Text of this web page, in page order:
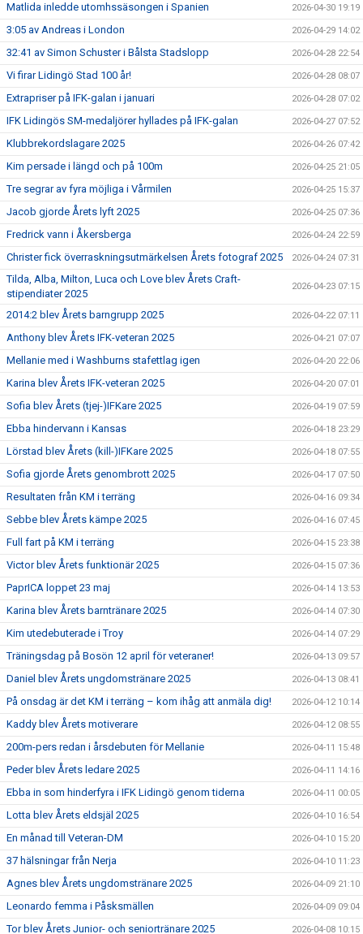
Matlida inledde utomhssäsongen i Spanien 2026-04-30 19:19
3:05 av Andreas i London 2026-04-29 14:02
32:41 av Simon Schuster i Bålsta Stadslopp 2026-04-28 22:54
Vi firar Lidingö Stad 100 år! 2026-04-28 08:07
Extrapriser på IFK-galan i januari 2026-04-28 07:02
IFK Lidingös SM-medaljörer hyllades på IFK-galan 2026-04-27 07:52
Klubbrekordslagare 2025 2026-04-26 07:42
Kim persade i längd och på 100m 2026-04-25 21:05
Tre segrar av fyra möjliga i Vårmilen 2026-04-25 15:37
Jacob gjorde Årets lyft 2025 2026-04-25 07:36
Fredrick vann i Åkersberga 2026-04-24 22:59
Christer fick överraskningsutmärkelsen Årets fotograf 2025 2026-04-24 07:31
Tilda, Alba, Milton, Luca och Love blev Årets Craft-
stipendiater 2025
2026-04-23 07:15
2014:2 blev Årets barngrupp 2025 2026-04-22 07:11
Anthony blev Årets IFK-veteran 2025 2026-04-21 07:07
Mellanie med i Washburns stafettlag igen 2026-04-20 22:06
Karina blev Årets IFK-veteran 2025 2026-04-20 07:01
Sofia blev Årets (tjej-)IFKare 2025 2026-04-19 07:59
Ebba hindervann i Kansas 2026-04-18 23:29
Lörstad blev Årets (kill-)IFKare 2025 2026-04-18 07:55
Sofia gjorde Årets genombrott 2025 2026-04-17 07:50
Resultaten från KM i terräng 2026-04-16 09:34
Sebbe blev Årets kämpe 2025 2026-04-16 07:45
Full fart på KM i terräng 2026-04-15 23:38
Victor blev Årets funktionär 2025 2026-04-15 07:36
PaprICA loppet 23 maj 2026-04-14 13:53
Karina blev Årets barntränare 2025 2026-04-14 07:30
Kim utedebuterade i Troy 2026-04-14 07:29
Träningsdag på Bosön 12 april för veteraner! 2026-04-13 09:57
Daniel blev Årets ungdomstränare 2025 2026-04-13 08:41
På onsdag är det KM i terräng – kom ihåg att anmäla dig! 2026-04-12 10:14
Kaddy blev Årets motiverare 2026-04-12 08:55
200m-pers redan i årsdebuten för Mellanie 2026-04-11 15:48
Peder blev Årets ledare 2025 2026-04-11 14:16
Ebba in som hinderfyra i IFK Lidingö genom tiderna 2026-04-11 00:05
Lotta blev Årets eldsjäl 2025 2026-04-10 16:54
En månad till Veteran-DM 2026-04-10 15:20
37 hälsningar från Nerja 2026-04-10 11:23
Agnes blev Årets ungdomstränare 2025 2026-04-09 21:10
Leonardo femma i Påsksmällen 2026-04-09 09:04
Tor blev Årets Junior- och seniortränare 2025 2026-04-08 10:15